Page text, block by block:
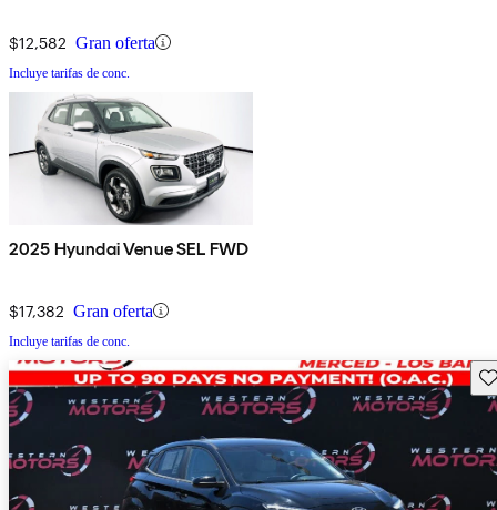
$12,582 Gran oferta
Incluye tarifas de conc.
2025 Hyundai Venue SEL FWD
$17,382 Gran oferta
Incluye tarifas de conc.